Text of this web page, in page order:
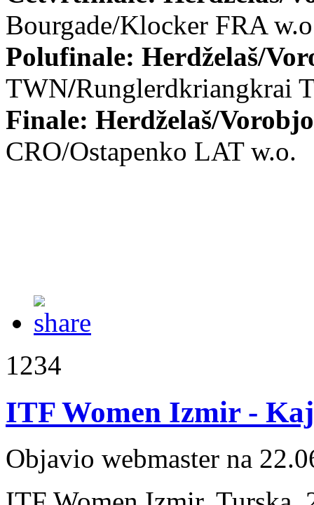
Bourgade/Klocker FRA
Polufinale: Herdželaš/
TWN/Runglerdkriangkrai
Finale: Herdželaš/
CRO/Ostapenko LAT w.o.
1234
ITF Women Izmir -
Objavio webmaster na